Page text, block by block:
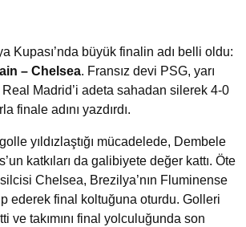
Kupası’nda büyük finalin adı belli oldu:
– Chelsea. Fransız devi PSG, yarı
Real Madrid’i adeta sahadan silerek 4-0
finale adını yazdırdı.
yıldızlaştığı mücadelede, Dembele
katkıları da galibiyete değer kattı. Öte
Chelsea, Brezilya’nın Fluminense
ederek final koltuğuna oturdu. Golleri
ve takımını final yolculuğunda son